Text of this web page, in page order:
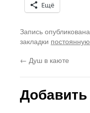
Ещё
Запись
закладки
← Душ в каюте